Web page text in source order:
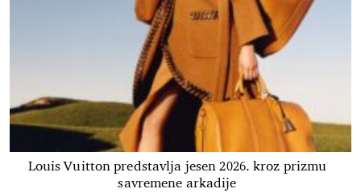
Louis Vuitton predstavlja jesen 2026. kroz prizmu
savremene arkadije